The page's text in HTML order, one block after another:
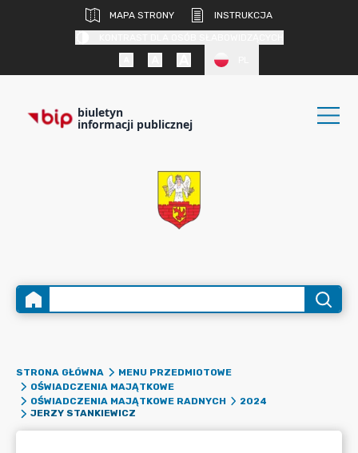
MAPA STRONY
INSTRUKCJA
biuletyn
informacji publicznej
STRONA GŁÓWNA
MENU PRZEDMIOTOWE
OŚWIADCZENIA MAJĄTKOWE
OŚWIADCZENIA MAJĄTKOWE RADNYCH
2024
JERZY STANKIEWICZ